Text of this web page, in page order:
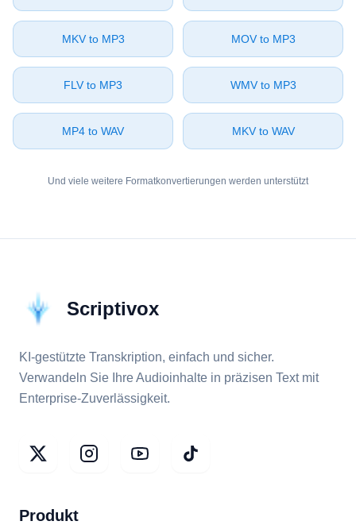
⁦MKV⁩ to ⁦MP3⁩ ⁦MOV⁩ to ⁦MP3⁩
⁦FLV⁩ to ⁦MP3⁩ ⁦WMV⁩ to ⁦MP3⁩
⁦MP4⁩ to ⁦WAV⁩ ⁦MKV⁩ to ⁦WAV⁩
Und viele weitere Formatkonvertierungen werden unterstützt
Scriptivox
KI-gestützte Transkription, einfach und sicher.
Verwandeln Sie Ihre Audioinhalte in präzisen Text mit
Enterprise-Zuverlässigkeit.
Produkt